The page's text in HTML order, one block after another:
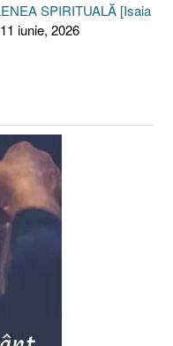
SPIRITUALĂ [Isaia
11 iunie, 2026